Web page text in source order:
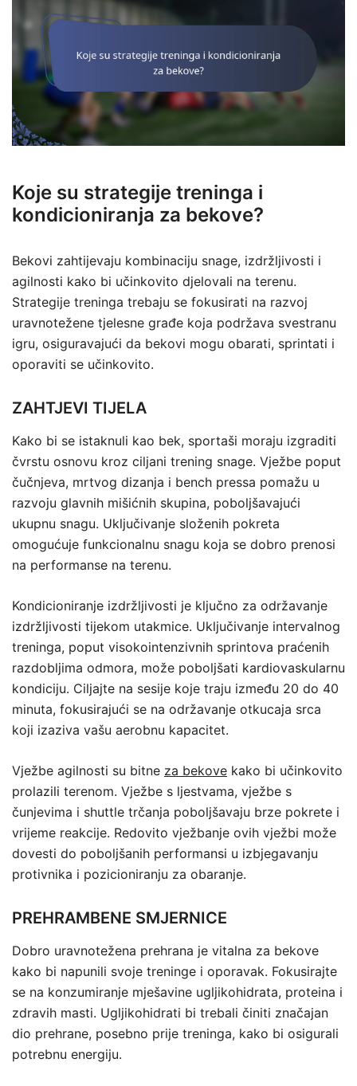
Koje su strategije treninga i
kondicioniranja za bekove?
Bekovi zahtijevaju kombinaciju snage, izdržljivosti i
agilnosti kako bi učinkovito djelovali na terenu.
Strategije treninga trebaju se fokusirati na razvoj
uravnotežene tjelesne građe koja podržava svestranu
igru, osiguravajući da bekovi mogu obarati, sprintati i
oporaviti se učinkovito.
ZAHTJEVI TIJELA
Kako bi se istaknuli kao bek, sportaši moraju izgraditi
čvrstu osnovu kroz ciljani trening snage. Vježbe poput
čučnjeva, mrtvog dizanja i bench pressa pomažu u
razvoju glavnih mišićnih skupina, poboljšavajući
ukupnu snagu. Uključivanje složenih pokreta
omogućuje funkcionalnu snagu koja se dobro prenosi
na performanse na terenu.
Kondicioniranje izdržljivosti je ključno za održavanje
izdržljivosti tijekom utakmice. Uključivanje intervalnog
treninga, poput visokointenzivnih sprintova praćenih
razdobljima odmora, može poboljšati kardiovaskularnu
kondiciju. Ciljajte na sesije koje traju između 20 do 40
minuta, fokusirajući se na održavanje otkucaja srca
koji izaziva vašu aerobnu kapacitet.
Vježbe agilnosti su bitne za bekove kako bi učinkovito
prolazili terenom. Vježbe s ljestvama, vježbe s
čunjevima i shuttle trčanja poboljšavaju brze pokrete i
vrijeme reakcije. Redovito vježbanje ovih vježbi može
dovesti do poboljšanih performansi u izbjegavanju
protivnika i pozicioniranju za obaranje.
PREHRAMBENE SMJERNICE
Dobro uravnotežena prehrana je vitalna za bekove
kako bi napunili svoje treninge i oporavak. Fokusirajte
se na konzumiranje mješavine ugljikohidrata, proteina i
zdravih masti. Ugljikohidrati bi trebali činiti značajan
dio prehrane, posebno prije treninga, kako bi osigurali
potrebnu energiju.